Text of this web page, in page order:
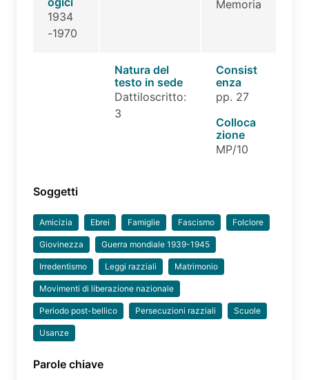
1934
-1970
Memoria
Natura del
testo in sede
Dattiloscritto:
3
Consist
enza
pp. 27
Colloca
zione
MP/10
Soggetti
Amicizia Ebrei Famiglie Fascismo Folclore
Giovinezza Guerra mondiale 1939-1945
Irredentismo Leggi razziali Matrimonio
Movimenti di liberazione nazionale
Periodo post-bellico Persecuzioni razziali Scuole
Usanze
Parole chiave